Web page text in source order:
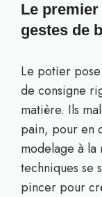
Le
gestes de
Le potier pose
de consigne
matière. Ils
pain, pour en
modelage à la
techniques se
pincer pour